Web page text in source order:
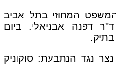
המחוזי בתל אביב
דפנה אבניאלי. ביום
נגד הנתבעת: סוקוניק